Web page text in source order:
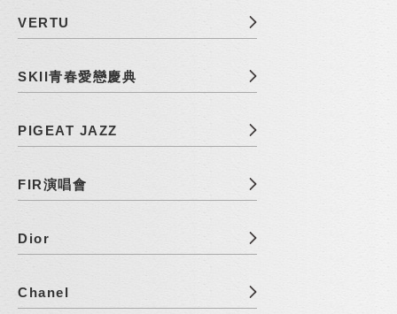
VERTU
SKII青春愛戀慶典
PIGEAT JAZZ
FIR演唱會
Dior
Chanel